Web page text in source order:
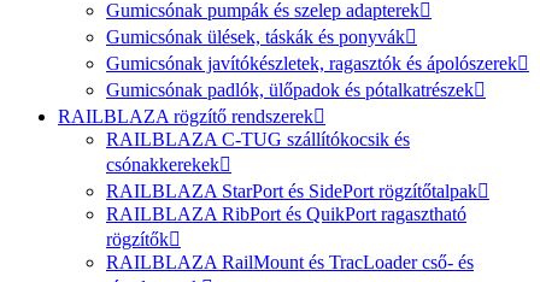
Gumicsónak pumpák és szelep adapterek
Gumicsónak ülések, táskák és ponyvák
Gumicsónak javítókészletek, ragasztók és ápolószerek
Gumicsónak padlók, ülőpadok és pótalkatrészek
RAILBLAZA rögzítő rendszerek
RAILBLAZA C-TUG szállítókocsik és
csónakkerekek
RAILBLAZA StarPort és SidePort rögzítőtalpak
RAILBLAZA RibPort és QuikPort ragasztható
rögzítők
RAILBLAZA RailMount és TracLoader cső- és